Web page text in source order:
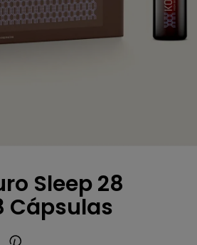
Sleep 28
Cápsulas